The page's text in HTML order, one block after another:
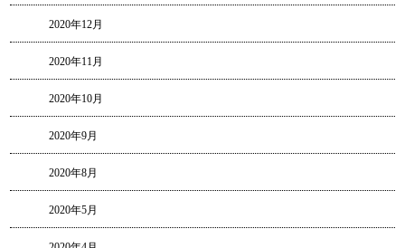
2020年12月
2020年11月
2020年10月
2020年9月
2020年8月
2020年5月